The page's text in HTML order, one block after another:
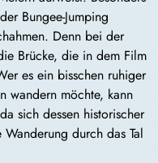
Bungee-Jumping
Denn bei der
Brücke, die in dem Film
es ein bisschen ruhiger
wandern möchte, kann
sich dessen historischer
durch das Tal